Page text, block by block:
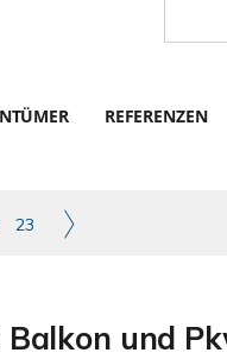
REFERENZEN
23
und